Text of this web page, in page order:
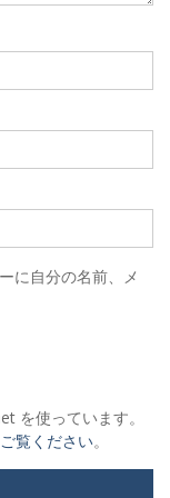
に自分の名前、メ
を使っています。
覧ください。